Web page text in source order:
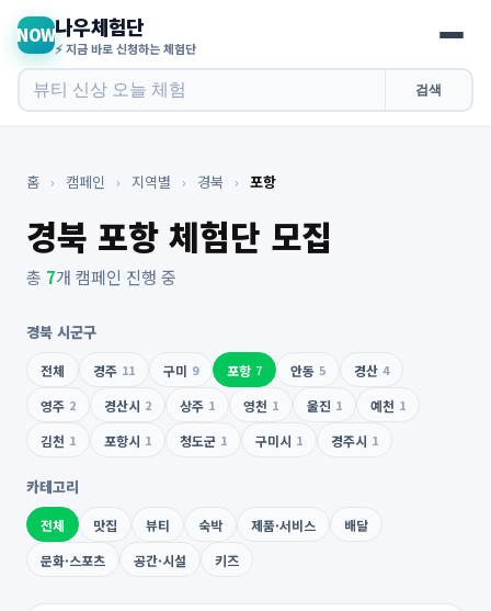
NOW나우체험단
⚡ 지금 바로 신청하는 체험단
검색
홈 › 캠페인 › 지역별 › 경북 › 포항
경북 포항 체험단 모집
총 7개 캠페인 진행 중
경북 시군구
전체 경주 11 구미 9 포항 7 안동 5 경산 4
영주 2 경산시 2 상주 1 영천 1 울진 1 예천 1
김천 1 포항시 1 청도군 1 구미시 1 경주시 1
카테고리
전체 맛집 뷰티 숙박 제품·서비스
배달
문화·스포츠
공간·시설 키즈